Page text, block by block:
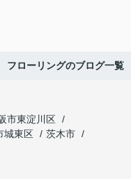
フローリングのブログ一覧
市東淀川区
城東区
茨木市